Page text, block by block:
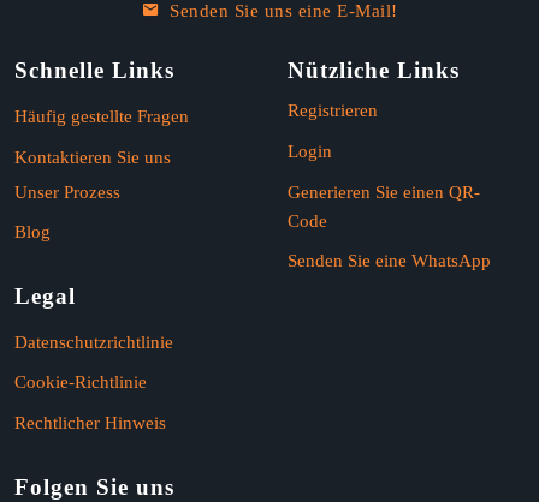
Senden Sie uns eine E-Mail!
Schnelle Links
Häufig gestellte Fragen
Kontaktieren Sie uns
Unser Prozess
Blog
Nützliche Links
Registrieren
Login
Generieren Sie einen QR-
Code
Senden Sie eine WhatsApp
Legal
Datenschutzrichtlinie
Cookie-Richtlinie
Rechtlicher Hinweis
Folgen Sie uns